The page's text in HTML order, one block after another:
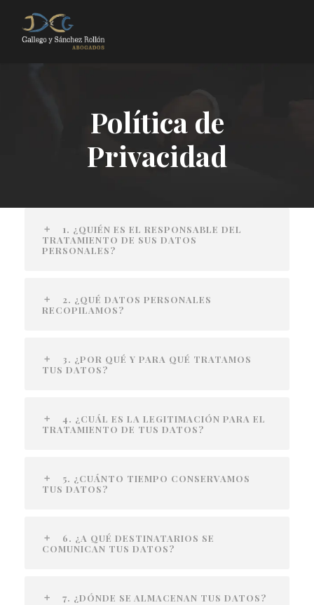
Política de
Privacidad
1. ¿QUIÉN ES EL RESPONSABLE DEL
TRATAMIENTO DE SUS DATOS
PERSONALES?
2. ¿QUÉ DATOS PERSONALES
RECOPILAMOS?
3. ¿POR QUÉ Y PARA QUÉ TRATAMOS
TUS DATOS?
4. ¿CUÁL ES LA LEGITIMACIÓN PARA EL
TRATAMIENTO DE TUS DATOS?
5. ¿CUÁNTO TIEMPO CONSERVAMOS
TUS DATOS?
6. ¿A QUÉ DESTINATARIOS SE
COMUNICAN TUS DATOS?
7. ¿DÓNDE SE ALMACENAN TUS DATOS?